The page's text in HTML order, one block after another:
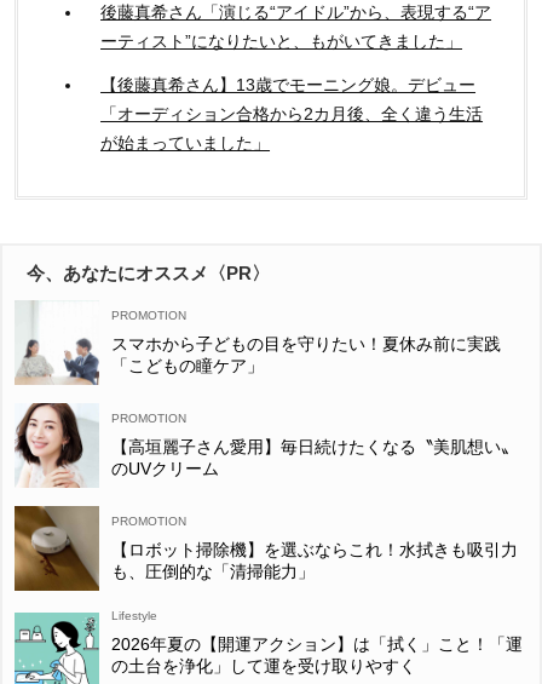
後藤真希さん「演じる“アイドル”から、表現する“ア
ーティスト”になりたいと、もがいてきました」
【後藤真希さん】13歳でモーニング娘。デビュー
「オーディション合格から2カ月後、全く違う生活
が始まっていました」
今、あなたにオススメ〈PR〉
スマホから子どもの目を守りたい！夏休み前に実践
「こどもの瞳ケア」
【高垣麗子さん愛用】毎日続けたくなる〝美肌想い〟
のUVクリーム
【ロボット掃除機】を選ぶならこれ！水拭きも吸引力
も、圧倒的な「清掃能力」
Lifestyle
2026年夏の【開運アクション】は「拭く」こと！「運
の土台を浄化」して運を受け取りやすく